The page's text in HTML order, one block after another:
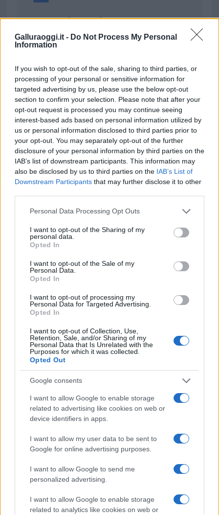
Galluraoggi.it - Do Not Process My Personal
Information
If you wish to opt-out of the sale, sharing to third parties, or
processing of your personal or sensitive information for
targeted advertising by us, please use the below opt-out
section to confirm your selection. Please note that after your
opt-out request is processed you may continue seeing
interest-based ads based on personal information utilized by
us or personal information disclosed to third parties prior to
your opt-out. You may separately opt-out of the further
disclosure of your personal information by third parties on the
IAB’s list of downstream participants. This information may
also be disclosed by us to third parties on the IAB’s List of
Downstream Participants that may further disclose it to other
Please note that this website/app uses one or more Google
not limited to your visit or usage behaviour. You may click to
grant or deny consent to Google and its third-party tags to
use your data for below specified purposes in below Google
consent section.
Personal Data Processing Opt Outs
I want to opt-out of the Sharing of my
personal data.
Opted In
I want to opt-out of the Sale of my
Personal Data.
Opted In
I want to opt-out of processing my
Personal Data for Targeted Advertising.
Opted In
I want to opt-out of Collection, Use,
Retention, Sale, and/or Sharing of my
Personal Data that Is Unrelated with the
Purposes for which it was collected.
Opted Out
Google consents
I want to allow Google to enable storage
related to advertising like cookies on web or
device identifiers in apps.
I want to allow my user data to be sent to
Google for online advertising purposes.
I want to allow Google to send me
personalized advertising.
I want to allow Google to enable storage
related to analytics like cookies on web or
daGoogle News
F
a
ce
b
o
o
k
T
w
it
te
r
Pi
n
te
re
st
W
h
at
s
A
p
p
S
h
a
re
Articolo precedente
Prossimo articolo
NOTIZIE RECENTI
Rapina a Porto Rotondo, due uomini fermati dai
carabinieri
Auto prende fuoco sulla strada statale 125 a
Olbia, cosa è successo
Incidente sulla 125 a Olbia, due auto coinvolte:
Arzachena
Incidente a Baia Sardinia, scontro tra auto e
moto: un ferito
Olbia, le previsioni meteo per lunedì 10 agosto
2026
Le ultime offerte di lavoro a Olbia e in Gallura